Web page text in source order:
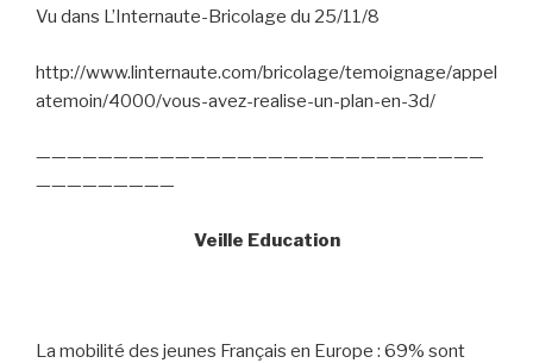
Vu dans L’Internaute-Bricolage du 25/11/8
http://www.linternaute.com/bricolage/temoignage/appel
atemoin/4000/vous-avez-realise-un-plan-en-3d/
—————————————————————————————
—————————
Veille Education
La mobilité des jeunes Français en Europe : 69% sont